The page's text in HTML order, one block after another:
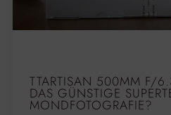
TTARTISAN 500MM F/
DAS GÜNSTIGE
MONDFOTOGRAFIE?